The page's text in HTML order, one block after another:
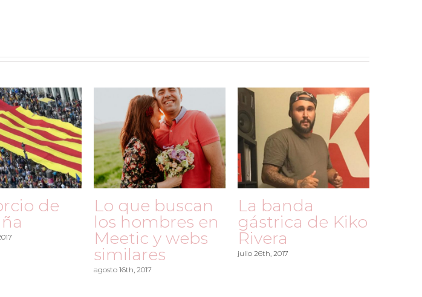
de
Lo que buscan
los hombres en
Meetic y webs
similares
agosto 16th, 2017
La banda
gástrica de Kiko
Rivera
julio 26th, 2017